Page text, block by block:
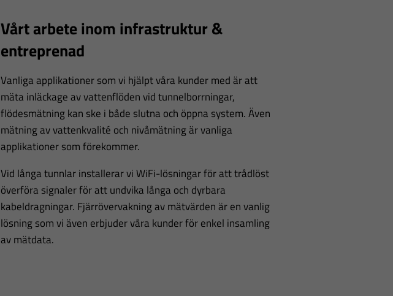
Vårt arbete inom infrastruktur &
entreprenad
Vanliga applikationer som vi hjälpt våra kunder med är att
mäta inläckage av vattenflöden vid tunnelborrningar,
flödesmätning kan ske i både slutna och öppna system. Även
mätning av vattenkvalité och nivåmätning är vanliga
applikationer som förekommer.
Vid långa tunnlar installerar vi WiFi-lösningar för att trådlöst
överföra signaler för att undvika långa och dyrbara
kabeldragningar. Fjärrövervakning av mätvärden är en vanlig
lösning som vi även erbjuder våra kunder för enkel insamling
av mätdata.